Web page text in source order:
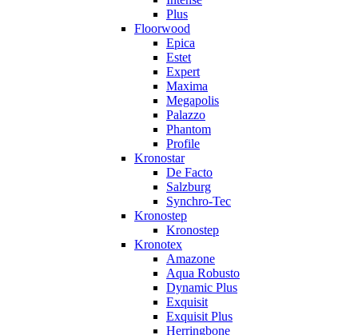
Plus
Floorwood
Epica
Estet
Expert
Maxima
Megapolis
Palazzo
Phantom
Profile
Kronostar
De Facto
Salzburg
Synchro-Tec
Kronostep
Kronostep
Kronotex
Amazone
Aqua Robusto
Dynamic Plus
Exquisit
Exquisit Plus
Herringbone